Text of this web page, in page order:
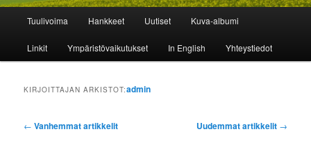
Tuulivoima Hankkeet Uutiset Kuva-albumi
Linkit Ympäristövaikutukset In English Yhteystiedot
KIRJOITTAJAN ARKISTOT:admin
Artikkelien
← Vanhemmat artikkelit Uudemmat artikkelit →